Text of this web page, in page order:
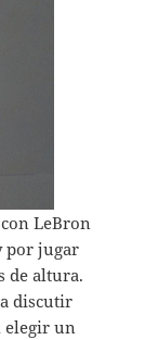
LeBron
por jugar
de altura.
discutir
elegir un